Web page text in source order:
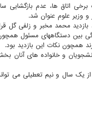
برخی اتاق ها، عدم بازگشایی
وزیر علوم عنوان شد.
محمد مخبر و زلفی گل
بین دستگاههای مسئول
همچون نکات این بازدید بود.
و خانواده های آنان
یک سال و نیم تعطیلی می